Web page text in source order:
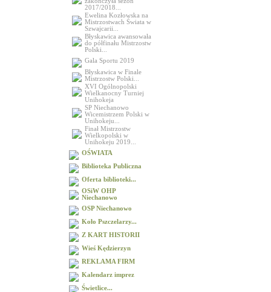
2017/2018...
Ewelina Kozłowska na
Mistrzostwach Świata w
Szwajcarii...
Błyskawica awansowała
do półfinału Mistrzostw
Polski...
Gala Sportu 2019
Błyskawica w Finale
Mistrzostw Polski...
XVI Ogólnopolski
Wielkanocny Turniej
Unihokeja
SP Niechanowo
Wicemistrzem Polski w
Unihokeju...
Finał Mistrzostw
Wielkopolski w
Unihokeju 2019...
OŚWIATA
Biblioteka Publiczna
Oferta biblioteki...
OSiW OHP
Niechanowo
OSP Niechanowo
Koło Pszczelarzy...
Z KART HISTORII
Wieś Kędzierzyn
REKLAMA FIRM
Kalendarz imprez
Świetlice...